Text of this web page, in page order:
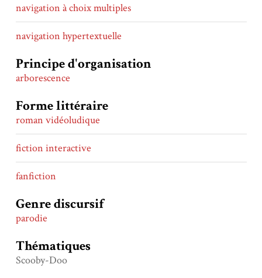
navigation à choix multiples
navigation hypertextuelle
Principe d'organisation
arborescence
Forme littéraire
roman vidéoludique
fiction interactive
fanfiction
Genre discursif
parodie
Thématiques
Scooby-Doo